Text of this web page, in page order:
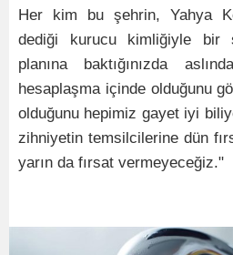
Her kim bu şehrin, Yahya
dediği kurucu kimliğiyle bir
planına baktığınızda
hesaplaşma içinde olduğunu
olduğunu hepimiz gayet iyi
zihniyetin temsilcilerine dün
yarın da fırsat vermeyeceğiz."